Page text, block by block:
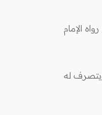
الإمام
فقط، وبما يحقق مصلحة اليتيم -وبعد إذن القاضي-، جاء في [مغني المحتاج 3/ 152]: "ويتصرف له